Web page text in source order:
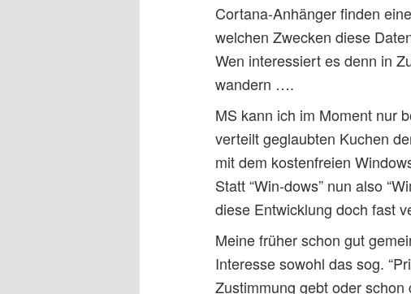
Cortana-Anhänger finden
welchen Zwecken diese
Wen interessiert es denn in
wandern ….
MS kann ich im Moment nur
verteilt geglaubten Kuchen
mit dem kostenfreien
Statt “Win-dows” nun also
diese Entwicklung doch fast
Meine früher schon gut
Interesse sowohl das sog.
Zustimmung gebt oder